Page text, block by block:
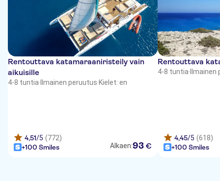
Rentouttava katamaraaniristeily vain
aikuisille
4-8 tuntia· Ilmainen peruutus·Kielet: en
4,51/5 (772)
+100 Smiles
Alkaen:93 €
Rentouttava
4-8 tuntia·
4,45/5 (618)
+100 Smiles